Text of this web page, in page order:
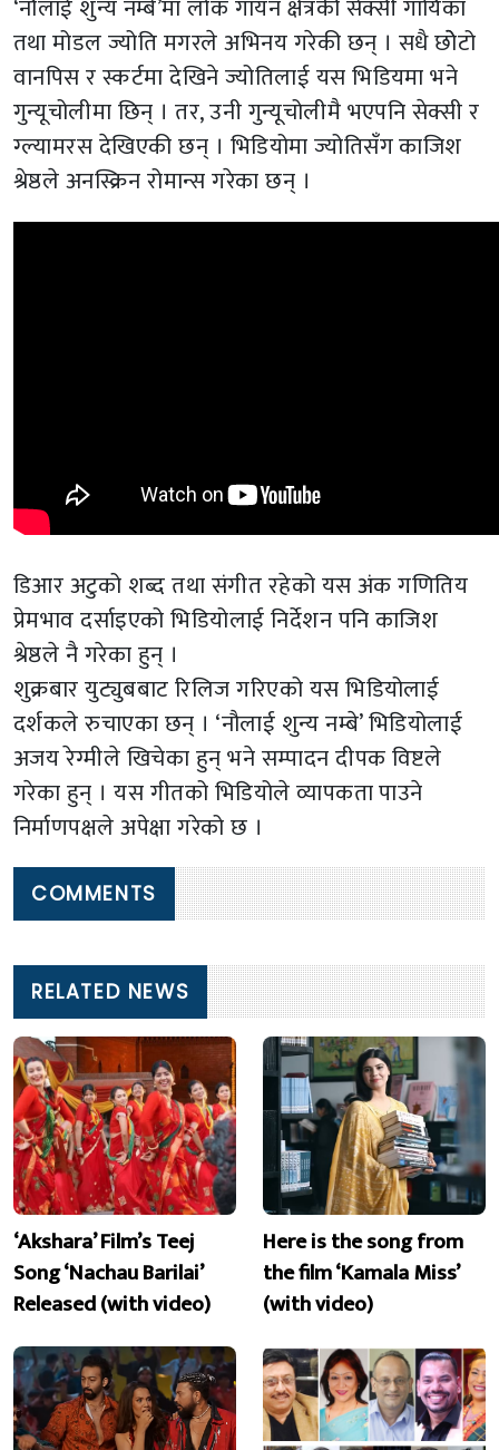
‘नौलाई शुन्य नम्बे’मा लोक गायन क्षेत्रकी सेक्सी गायिका
तथा मोडल ज्योति मगरले अभिनय गरेकी छन् । सधै छोेटो
वानपिस र स्कर्टमा देखिने ज्योतिलाई यस भिडियमा भने
गुन्यूचोलीमा छिन् । तर, उनी गुन्यूचोलीमै भएपनि सेक्सी र
ग्ल्यामरस देखिएकी छन् । भिडियोमा ज्योतिसँग काजिश
श्रेष्ठले अनस्क्रिन रोमान्स गरेका छन् ।
डिआर अटुको शब्द तथा संगीत रहेको यस अंक गणितिय
प्रेमभाव दर्साइएको भिडियोलाई निर्देशन पनि काजिश
श्रेष्ठले नै गरेका हुन् ।
शुक्रबार युट्युबबाट रिलिज गरिएको यस भिडियोलाई
दर्शकले रुचाएका छन् । ‘नौलाई शुन्य नम्बे’ भिडियोलाई
अजय रेग्मीले खिचेका हुन् भने सम्पादन दीपक विष्टले
गरेका हुन् । यस गीतको भिडियोले व्यापकता पाउने
निर्माणपक्षले अपेक्षा गरेको छ ।
COMMENTS
RELATED NEWS
‘Akshara’ Film’s Teej
Song ‘Nachau Barilai’
Released (with video)
Here is the song from
the film ‘Kamala Miss’
(with video)